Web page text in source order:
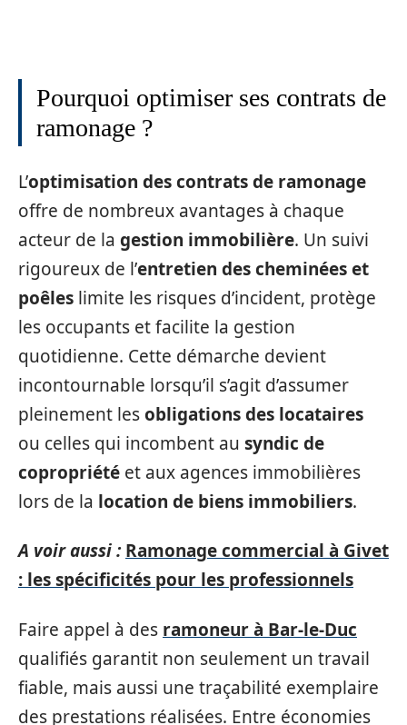
Pourquoi optimiser ses contrats de
ramonage ?
L’optimisation des contrats de ramonage
offre de nombreux avantages à chaque
acteur de la gestion immobilière. Un suivi
rigoureux de l’entretien des cheminées et
poêles limite les risques d’incident, protège
les occupants et facilite la gestion
quotidienne. Cette démarche devient
incontournable lorsqu’il s’agit d’assumer
pleinement lesobligations des locataires
ou celles qui incombent au syndic de
copropriété et aux agences immobilières
lors de la location de biens immobiliers.
A voir aussi : Ramonage commercial à Givet
: les spécificités pour les professionnels
Faire appel à des ramoneur à Bar-le-Duc
qualifiés garantit non seulement un travail
fiable, mais aussi une traçabilité exemplaire
des prestations réalisées. Entre économies